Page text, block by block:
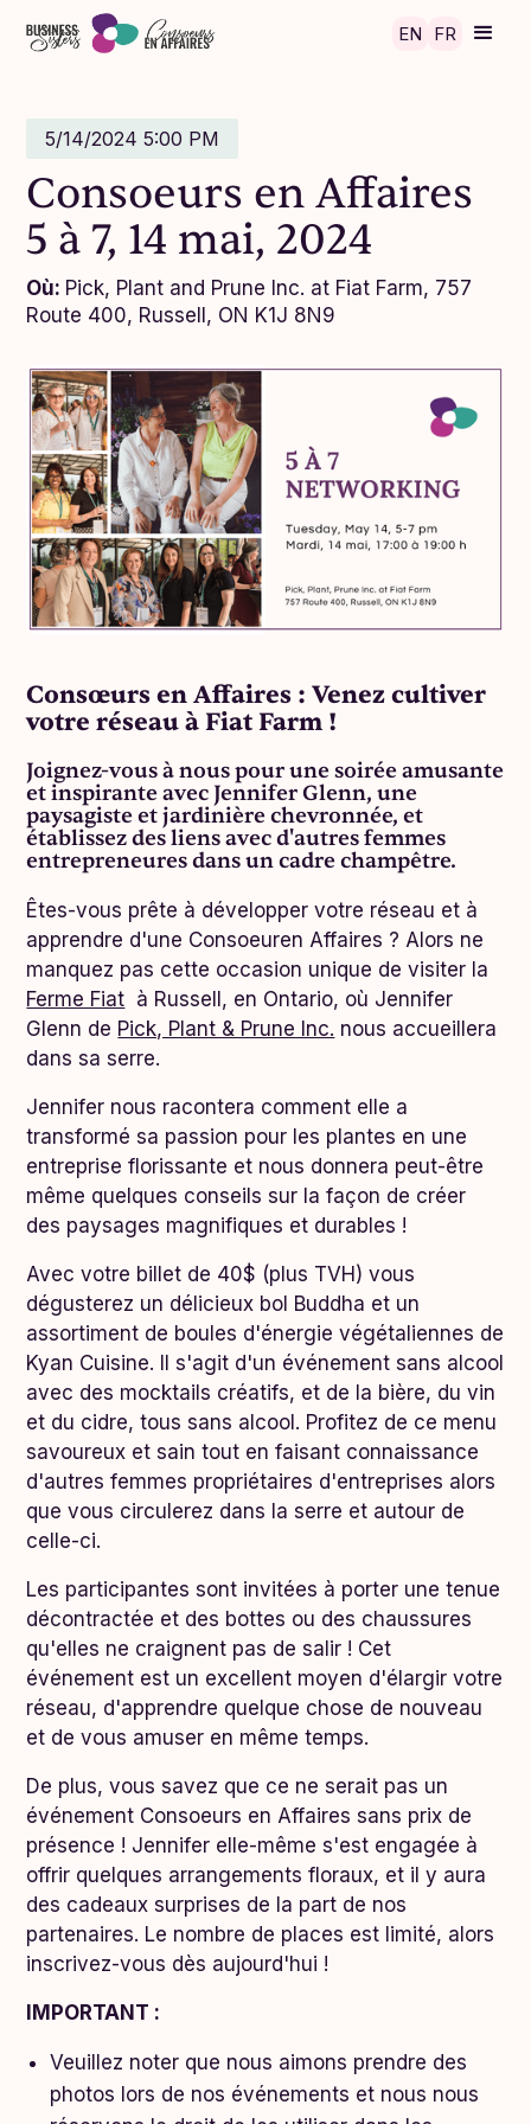
Skip to main content
EN FR
5/14/2024 5:00 PM
Consoeurs en Affaires
5 à 7, 14 mai, 2024
Où: Pick, Plant and Prune Inc. at Fiat Farm, 757
Route 400, Russell, ON K1J 8N9
Consœurs en Affaires : Venez cultiver
votre réseau à Fiat Farm !
Joignez-vous à nous pour une soirée amusante
et inspirante avec Jennifer Glenn, une
paysagiste et jardinière chevronnée, et
établissez des liens avec d'autres femmes
entrepreneures dans un cadre champêtre.
Êtes-vous prête à développer votre réseau et à
apprendre d'une Consoeuren Affaires ? Alors ne
manquez pas cette occasion unique de visiter la
Ferme Fiat à Russell, en Ontario, où Jennifer
Glenn de Pick, Plant & Prune Inc. nous accueillera
dans sa serre.
Jennifer nous racontera comment elle a
transformé sa passion pour les plantes en une
entreprise florissante et nous donnera peut-être
même quelques conseils sur la façon de créer
des paysages magnifiques et durables !
Avec votre billet de 40$ (plus TVH) vous
dégusterez un délicieux bol Buddha et un
assortiment de boules d'énergie végétaliennes de
Kyan Cuisine. Il s'agit d'un événement sans alcool
avec des mocktails créatifs, et de la bière, du vin
et du cidre, tous sans alcool. Profitez de ce menu
savoureux et sain tout en faisant connaissance
d'autres femmes propriétaires d'entreprises alors
que vous circulerez dans la serre et autour de
celle-ci.
Les participantes sont invitées à porter une tenue
décontractée et des bottes ou des chaussures
qu'elles ne craignent pas de salir ! Cet
événement est un excellent moyen d'élargir votre
réseau, d'apprendre quelque chose de nouveau
et de vous amuser en même temps.
De plus, vous savez que ce ne serait pas un
événement Consoeurs en Affaires sans prix de
présence ! Jennifer elle-même s'est engagée à
offrir quelques arrangements floraux, et il y aura
des cadeaux surprises de la part de nos
partenaires. Le nombre de places est limité, alors
inscrivez-vous dès aujourd'hui !
IMPORTANT :
Veuillez noter que nous aimons prendre des
photos lors de nos événements et nous nous